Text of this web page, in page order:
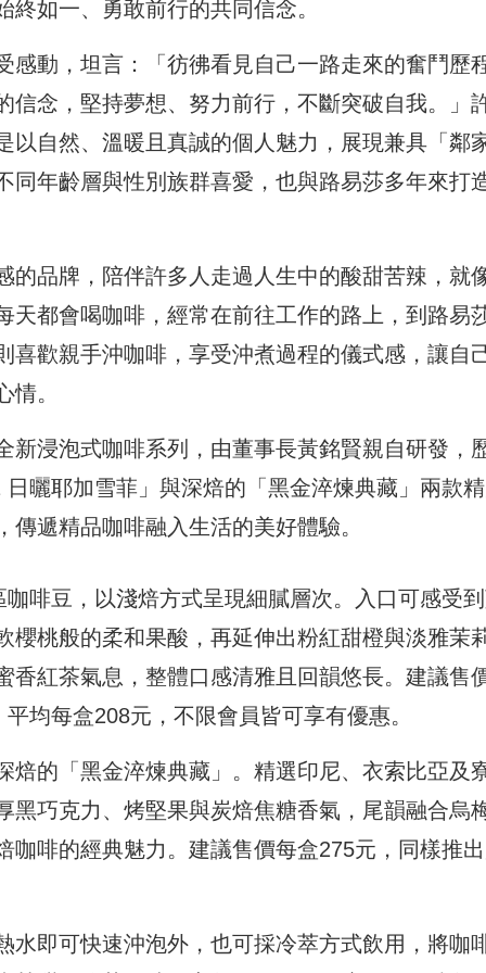
如一、勇敢前行的共同信念。
感動，坦言：「彷彿看見自己一路走來的奮鬥歷
信念，堅持夢想、努力前行，不斷突破自我。」
以自然、溫暖且真誠的個人魅力，展現兼具「鄰
同年齡層與性別族群喜愛，也與路易莎多年來打
的品牌，陪伴許多人走過人生中的酸甜苦辣，就
天都會喝咖啡，經常在前往工作的路上，到路易
喜歡親手沖咖啡，享受沖煮過程的儀式感，讓自
。
新浸泡式咖啡系列，由董事長黃銘賢親自研發，
曬耶加雪菲」與深焙的「黑金淬煉典藏」兩款
遞精品咖啡融入生活的美好體驗。
啡豆，以淺焙方式呈現細膩層次。入口可感受
櫻桃般的柔和果酸，再延伸出粉紅甜橙與淡雅茉
香紅茶氣息，整體口感清雅且回韻悠長。建議售
均每盒208元，不限會員皆可享有優惠。
焙的「黑金淬煉典藏」。精選印尼、衣索比亞及
黑巧克力、烤堅果與炭焙焦糖香氣，尾韻融合烏
咖啡的經典魅力。建議售價每盒275元，同樣推
水即可快速沖泡外，也可採冷萃方式飲用，將咖